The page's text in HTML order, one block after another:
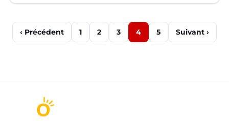
‹ Précédent 1 2 3 4 5 Suivant ›